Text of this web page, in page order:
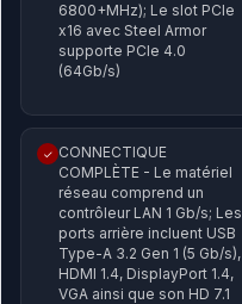
6800+MHz); Le slot PCIe
x16 avec Steel Armor
supporte PCIe 4.0
(64Gb/s)
✓ CONNECTIQUE
COMPLÈTE - Le matériel
réseau comprend un
contrôleur LAN 1 Gb/s; Les
ports arrière incluent USB
Type-A 3.2 Gen 1 (5 Gb/s),
HDMI 1.4, DisplayPort 1.4,
VGA ainsi que son HD 7.1